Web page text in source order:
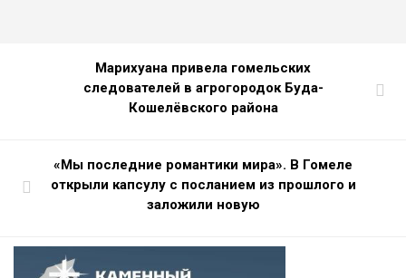
Марихуана привела гомельских
следователей в агрогородок Буда-
Кошелёвского района
«Мы последние романтики мира». В Гомеле
открыли капсулу с посланием из прошлого и
заложили новую